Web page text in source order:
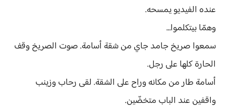
عنده الفيديو يمسحه.
وهمّا بيتكلموا…
سمعوا صريخ جامد جاي من شقة أسامة. صوت الصريخ وقف
الحارة كلها على رجل.
أسامة طار من مكانه وراح على الشقة. لقى رحاب وزينب
واقفين عند الباب متخضّين.